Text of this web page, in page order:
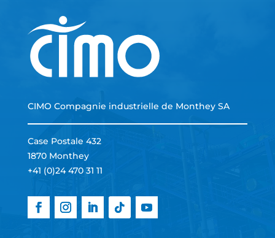
CIMO Compagnie industrielle de Monthey SA
Case Postale 432
1870 Monthey
+41 (0)24 470 31 11